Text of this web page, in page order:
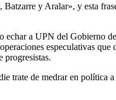
y Aralar», y esta
echar a UPN del Gobierno
especulativas que
progresistas.
trate de medrar en política